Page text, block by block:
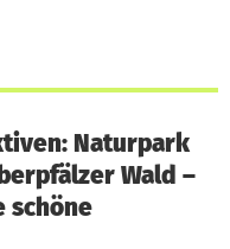
Naturpark
Wald –
schöne